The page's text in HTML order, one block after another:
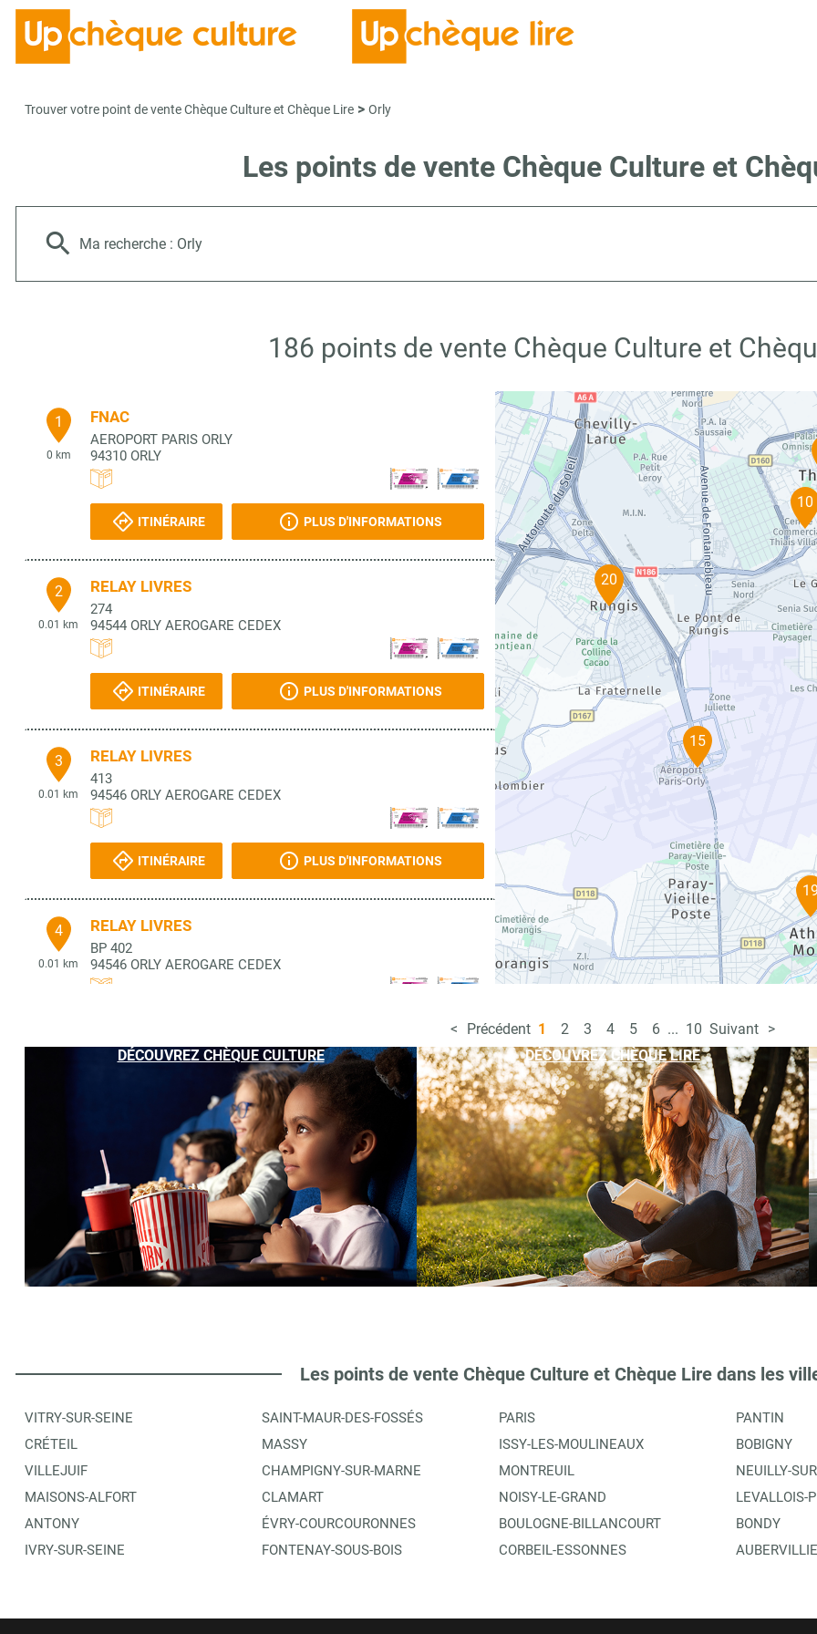
Trouver votre point de vente Chèque Culture et Chèque Lire > Orly
Les points de vente Chèque Culture et
Ma recherche : Orly
186 points de vente Chèque Culture et
1
0 km
FNAC
AEROPORT PARIS ORLY
94310 ORLY
ITINÉRAIRE PLUS D'INFORMATIONS
2
0.01 km
RELAY LIVRES
274
94544 ORLY AEROGARE CEDEX
ITINÉRAIRE PLUS D'INFORMATIONS
3
0.01 km
RELAY LIVRES
413
94546 ORLY AEROGARE CEDEX
ITINÉRAIRE PLUS D'INFORMATIONS
4
0.01 km
RELAY LIVRES
BP 402
94546 ORLY AEROGARE CEDEX
LIBRAIRIE L'AURORE ORLY
4 RUE LOUIS BONIN
ITINÉRAIRE PLUS D'INFORMATIONS
6 CENTRE CULTUREL ARAGON TRIOLET CCCO
1 PL DU FER A CHEVAL
PLUS D'INFORMATIONS
7
0.48 km
ESPACE CULTUREL LECLERC
20
15
10
Précédent 1 2 3 4 5 6 ... 10 Suivant
DÉCOUVREZ CHÈQUE CULTURE
DÉCOUVREZ CHÈQUE LIRE
Les points de vente Chèque Culture et Chèque Lire dans les
VITRY-SUR-SEINE
CRÉTEIL
VILLEJUIF
MAISONS-ALFORT
ANTONY
IVRY-SUR-SEINE
SAINT-MAUR-DES-FOSSÉS
MASSY
CHAMPIGNY-SUR-MARNE
CLAMART
ÉVRY-COURCOURONNES
FONTENAY-SOUS-BOIS
PARIS
ISSY-LES-MOULINEAUX
MONTREUIL
NOISY-LE-GRAND
BOULOGNE-BILLANCOURT
CORBEIL-ESSONNES
PANTIN
BOBIGNY
NEUILLY-
LEVALLOIS-
BONDY